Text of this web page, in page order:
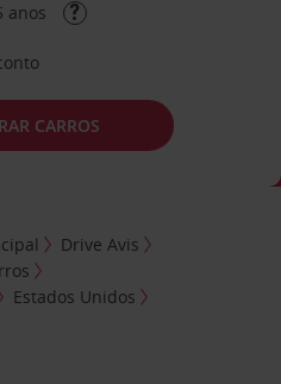
anos
CARROS
Drive Avis
Estados Unidos